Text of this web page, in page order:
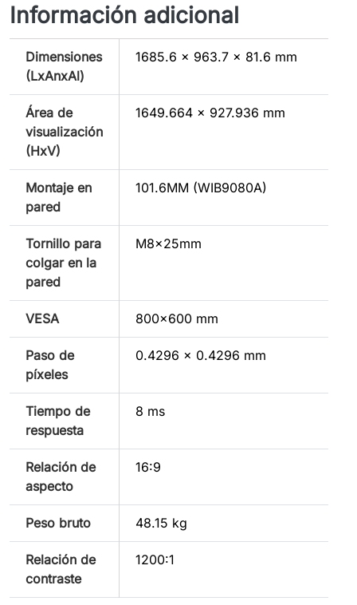
Información adicional
Dimensiones
(LxAnxAl)
1685.6 x 963.7 x 81.6 mm
Área de
visualización
(HxV)
1649.664 x 927.936 mm
Montaje en
pared
101.6MM (WIB9080A)
Tornillo para
colgar en la
pared
M8×25mm
VESA 800×600 mm
Paso de
píxeles
0.4296 x 0.4296 mm
Tiempo de
respuesta
8 ms
Relación de
aspecto
16:9
Peso bruto 48.15 kg
Relación de
contraste
1200:1